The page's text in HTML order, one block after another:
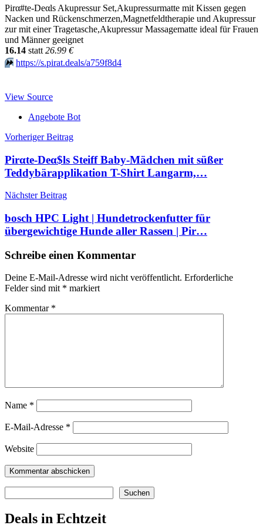
Pirα#tе-Dеαls Akupressur Set,Akupressurmatte mit Kissen gegen
Nacken und Rückenschmerzen,Magnetfeldtherapie und Akupressur
zur mit einer Tragetasche,Akupressur Massagematte ideal für Frauen
und Männer geeignet
16.14 statt 26.99 €
⏩️ https://s.pirat.deals/a759f8d4
View Source
Angebote Bot
Beitragsnavigation
Vorheriger Beitrag
Pirαtе-Dеα$ls Steiff Baby-Mädchen mit süßer
Teddybärapplikation T-Shirt Langarm,…
Nächster Beitrag
bosch HPC Light | Hundetrockenfutter für
übergewichtige Hunde aller Rassen | Pir…
Schreibe einen Kommentar
Deine E-Mail-Adresse wird nicht veröffentlicht. Erforderliche
Felder sind mit * markiert
Kommentar *
Name *
E-Mail-Adresse *
Website
Suchen
Deals in Echtzeit